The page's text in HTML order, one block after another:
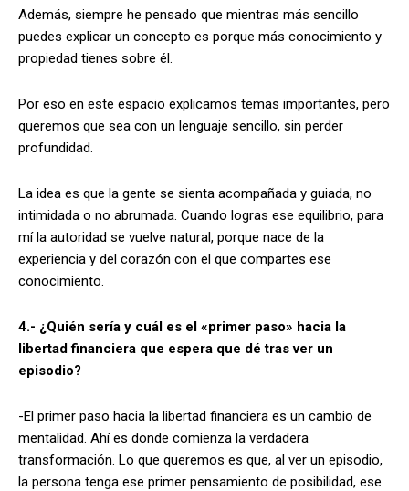
Además, siempre he pensado que mientras más sencillo
puedes explicar un concepto es porque más conocimiento y
propiedad tienes sobre él.
Por eso en este espacio explicamos temas importantes, pero
queremos que sea con un lenguaje sencillo, sin perder
profundidad.
La idea es que la gente se sienta acompañada y guiada, no
intimidada o no abrumada. Cuando logras ese equilibrio, para
mí la autoridad se vuelve natural, porque nace de la
experiencia y del corazón con el que compartes ese
conocimiento.
4.- ¿Quién sería y cuál es el «primer paso» hacia la
libertad financiera que espera que dé tras ver un
episodio?
-El primer paso hacia la libertad financiera es un cambio de
mentalidad. Ahí es donde comienza la verdadera
transformación. Lo que queremos es que, al ver un episodio,
la persona tenga ese primer pensamiento de posibilidad, ese